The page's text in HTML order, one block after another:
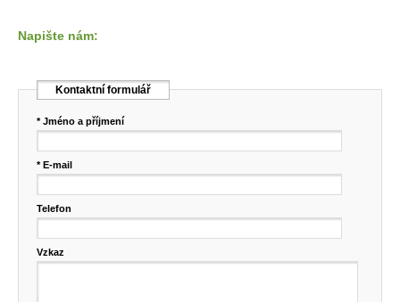
Napište nám:
Kontaktní formulář
* Jméno a příjmení
* E-mail
Telefon
Vzkaz